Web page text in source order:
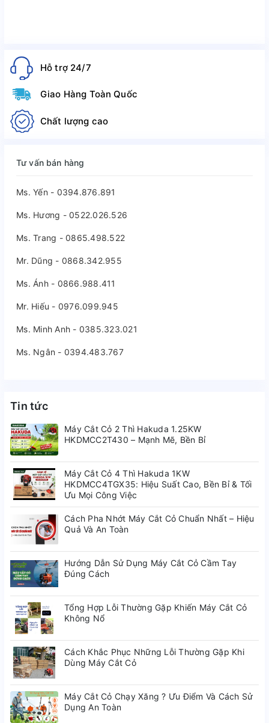
Hỗ trợ 24/7
Giao Hàng Toàn Quốc
Chất lượng cao
Tư vấn bán hàng
Ms. Yến - 0394.876.891
Ms. Hương - 0522.026.526
Ms. Trang - 0865.498.522
Mr. Dũng - 0868.342.955
Ms. Ánh - 0866.988.411
Mr. Hiếu - 0976.099.945
Ms. Minh Anh - 0385.323.021
Ms. Ngân - 0394.483.767
Tin tức
Máy Cắt Cỏ 2 Thì Hakuda 1.25KW
HKDMCC2T430 – Mạnh Mẽ, Bền Bỉ
Máy Cắt Cỏ 4 Thì Hakuda 1KW
HKDMCC4TGX35: Hiệu Suất Cao, Bền Bỉ & Tối
Ưu Mọi Công Việc
Cách Pha Nhớt Máy Cắt Cỏ Chuẩn Nhất – Hiệu
Quả Và An Toàn
Hướng Dẫn Sử Dụng Máy Cắt Cỏ Cầm Tay
Đúng Cách
Tổng Hợp Lỗi Thường Gặp Khiến Máy Cắt Cỏ
Không Nổ
Cách Khắc Phục Những Lỗi Thường Gặp Khi
Dùng Máy Cắt Cỏ
Máy Cắt Cỏ Chạy Xăng ? Ưu Điểm Và Cách Sử
Dụng An Toàn